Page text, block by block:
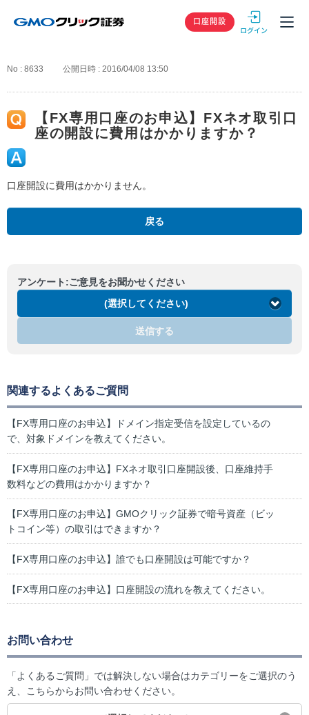
GMOクリック
口座開設
No : 8633 公開日時 : 2016/04/08 13:50
【FX専用口座のお申込】FXネオ取引口
座の開設に費用はかかりますか？
口座開設に費用はかかりません。
戻る
アンケート:ご意見をお聞かせください
(選択してください)
送信する
関連するよくあるご質問
【FX専用口座のお申込】ドメイン指定受信を設定しているの
で、対象ドメインを教えてください。
【FX専用口座のお申込】FXネオ取引口座開設後、口座維持手
数料などの費用はかかりますか？
【FX専用口座のお申込】GMOクリック証券で暗号資産（ビッ
トコイン等）の取引はできますか？
【FX専用口座のお申込】誰でも口座開設は可能ですか？
【FX専用口座のお申込】口座開設の流れを教えてください。
お問い合わせ
「よくあるご質問」では解決しない場合はカテゴリーをご選択のう
え、こちらからお問い合わせください。